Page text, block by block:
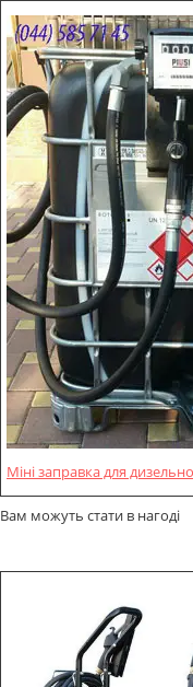
Міні заправка для
Вам можуть стати в нагоді